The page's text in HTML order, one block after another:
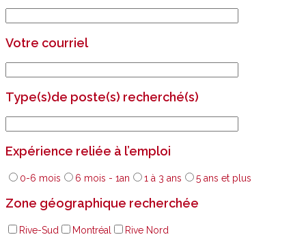
Votre courriel
Type(s)de poste(s) recherché(s)
Expérience reliée à l’emploi
0-6 mois 6 mois - 1an 1 à 3 ans 5 ans et plus
Zone géographique recherchée
Rive-Sud Montréal Rive Nord